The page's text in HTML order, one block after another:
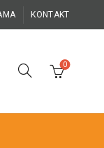
KONTAKT
0